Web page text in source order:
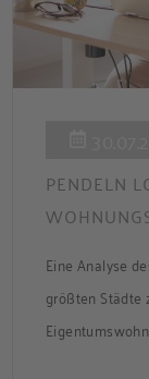
PENDELN
Eine Analyse
größten Städte